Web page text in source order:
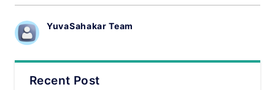
YuvaSahakar Team
Recent Post